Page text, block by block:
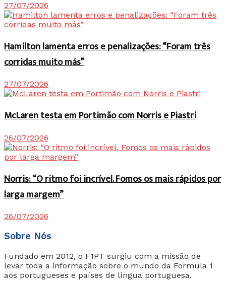
27/07/2026
Hamilton lamenta erros e penalizações: “Foram três
corridas muito más”
27/07/2026
McLaren testa em Portimão com Norris e Piastri
26/07/2026
Norris: “O ritmo foi incrível. Fomos os mais rápidos por
larga margem”
26/07/2026
Sobre Nós
Fundado em 2012, o F1PT surgiu com a missão de
levar toda a informação sobre o mundo da Formula 1
aos portugueses e países de língua portuguesa.